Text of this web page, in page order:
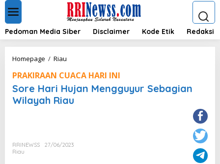
t
Pedoman Media Siber Disclaimer Kode Etik Redaksi
Homepage / Riau
r
e
H
a
j
PRAKIRAAN CUACA HARI INI
Sore Hari Hujan Mengguyur Sebagian
Wilayah Riau
RRINEWSS
27/06/2023
Riau